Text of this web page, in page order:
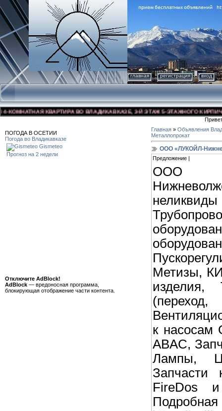
главная регистрация вход
КВАРТИРА ВО ВЛАДИКАВКАЗЕ, 3-Й ЭТАЖ 5-ЭТАЖНОГО
ПОГОДА В ОСЕТИИ
Погода во Владикавказе
Gismeteo
Прогноз на 2 недели
Отключите AdBlock!
AdBlock — вредоносная программа,
блокирующая отображение части контента.
Главная » Объявления
Металлопрокат
ООО «ЛУКОЙЛ-
Предложение |
ООО
Метизы,
изделия,
к насосам
ABAC,
Лампы,
Запчасти
FireDos и